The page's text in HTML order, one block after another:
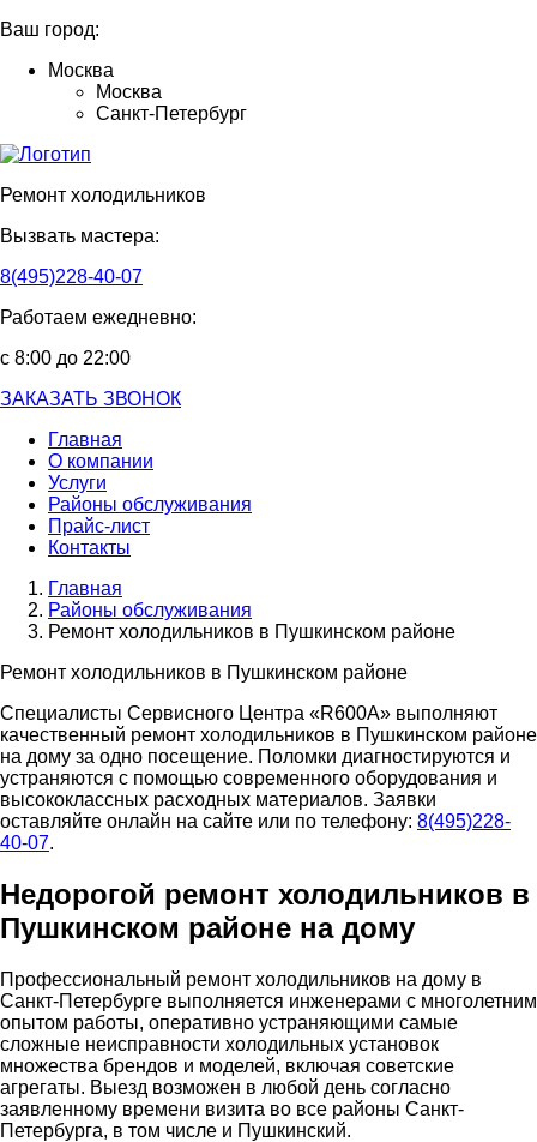
Ваш город:
Москва
Москва
Санкт-Петербург
Ремонт холодильников
Вызвать мастера:
8(495)228-40-07
Работаем ежедневно:
с 8:00 до 22:00
ЗАКАЗАТЬ ЗВОНОК
Главная
О компании
Услуги
Районы обслуживания
Прайс-лист
Контакты
Главная
Районы обслуживания
Ремонт холодильников в Пушкинском районе
Ремонт холодильников в Пушкинском районе
Специалисты Сервисного Центра «R600A» выполняют
качественный ремонт холодильников в Пушкинском районе
на дому за одно посещение. Поломки диагностируются и
устраняются с помощью современного оборудования и
высококлассных расходных материалов. Заявки
оставляйте онлайн на сайте или по телефону: 8(495)228-
40-07.
Недорогой ремонт холодильников в
Пушкинском районе на дому
Профессиональный ремонт холодильников на дому в
Санкт-Петербурге выполняется инженерами с многолетним
опытом работы, оперативно устраняющими самые
сложные неисправности холодильных установок
множества брендов и моделей, включая советские
агрегаты. Выезд возможен в любой день согласно
заявленному времени визита во все районы Санкт-
Петербурга, в том числе и Пушкинский.